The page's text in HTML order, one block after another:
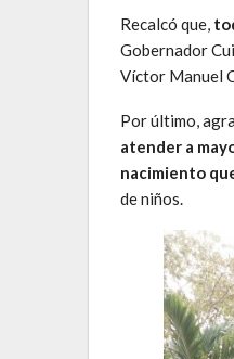
Recalcó que,
Gobernador
Víctor Manuel
Por último,
atender a
nacimiento
de niños.